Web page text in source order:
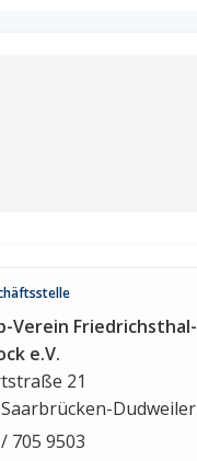
Verein Friedrichsthal-
e.V.
21
Dudweiler
705 9503